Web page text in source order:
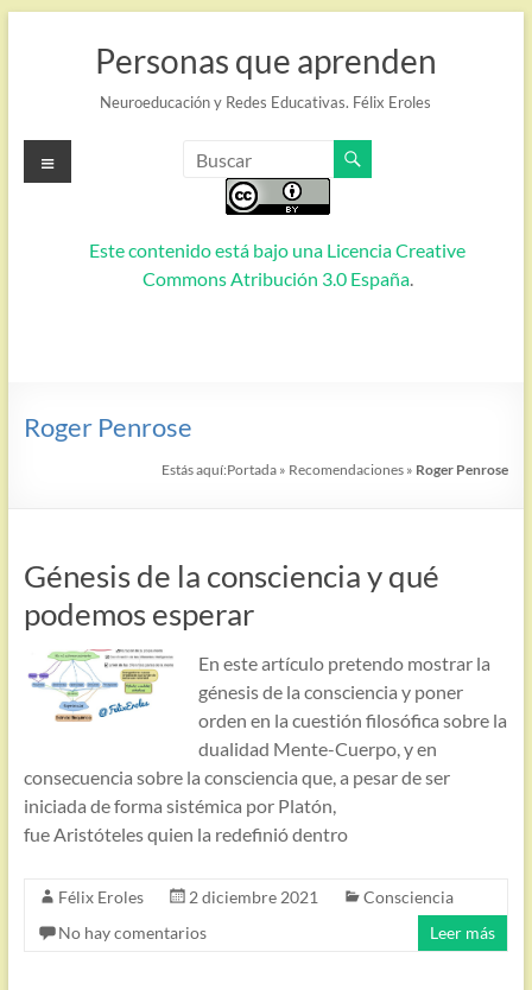
Personas que aprenden
Neuroeducación y Redes Educativas. Félix Eroles
Este contenido está bajo una Licencia Creative
Commons Atribución 3.0 España.
Menú
Roger Penrose
Estás aquí:Portada » Recomendaciones » Roger Penrose
Génesis de la consciencia y qué
podemos esperar
En este artículo pretendo mostrar la
génesis de la consciencia y poner
orden en la cuestión filosófica sobre la
dualidad Mente-Cuerpo, y en
consecuencia sobre la consciencia que, a pesar de ser
iniciada de forma sistémica por Platón,
fue Aristóteles quien la redefinió dentro
Félix Eroles 2 diciembre 2021
Consciencia
No hay comentarios
Leer más